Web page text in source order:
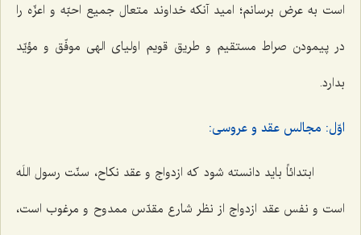
است به عرض برسانم؛ امید آنکه خداوند متعال جمیع احبّه و اعزّه را
در پیمودن صراط مستقیم و طریق قویم اولیای الهی موفّق و مؤیّد
بدارد.
اوّل: مجالس عقد و عروسی:
ابتدائاً باید دانسته شود که ازدواج و عقد نکاح، سنّت رسول اللَه
است و نفس عقد ازدواج از نظر شارع مقدّس ممدوح و مرغوب است،